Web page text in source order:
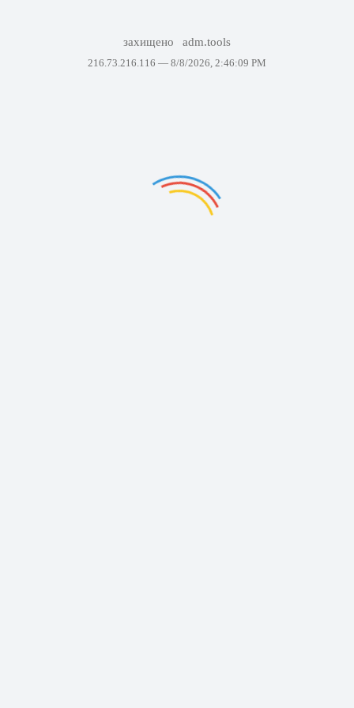
захищено adm.tools
216.73.216.116 — 8/8/2026, 2:46:09 PM